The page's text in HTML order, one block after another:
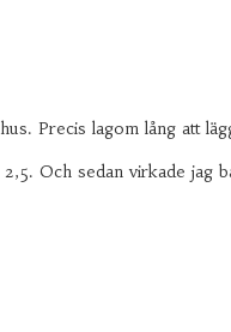
Precis lagom lång att
Och sedan virkade jag